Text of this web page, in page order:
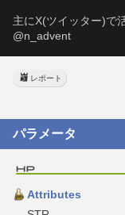
主にX(ツイッター)で
@n_advent
レポート
パラメータ
Attributes